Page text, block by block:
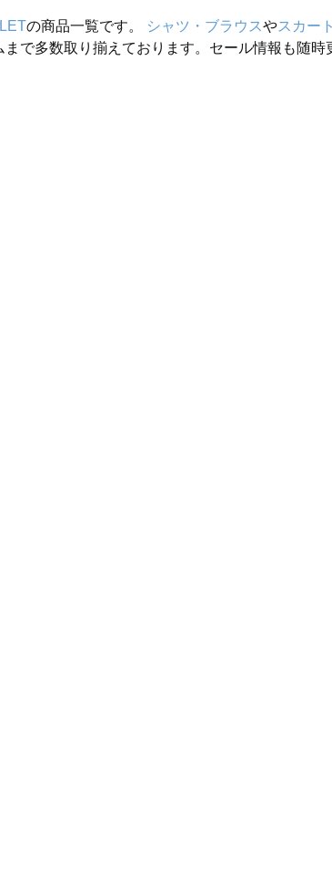
の商品一覧です。 シャツ・ブラウスやスカート
まで多数取り揃えております。セール情報も随時